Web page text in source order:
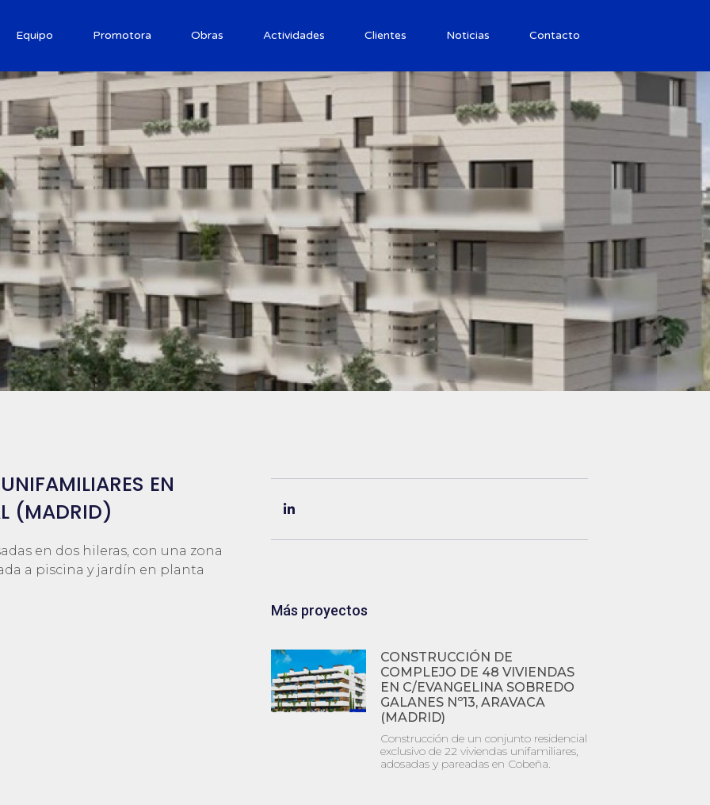
Equipo Promotora Obras Actividades Clientes Noticias Contacto
EN
(MADRID)
en dos hileras, con una zona
a piscina y jardín en planta
Más proyectos
CONSTRUCCIÓN DE
COMPLEJO DE 48 VIVIENDAS
EN C/EVANGELINA SOBREDO
GALANES Nº13, ARAVACA
(MADRID)
Construcción de un conjunto residencial
exclusivo de 22 viviendas unifamiliares,
adosadas y pareadas en Cobeña.